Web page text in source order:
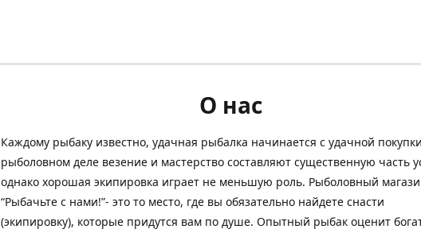
О нас
Каждому рыбаку известно, удачная рыбалка начинается с удачной
рыболовном деле везение и мастерство составляют существенную часть
однако хорошая экипировка играет не меньшую роль. Рыболовный
“Рыбачьте с нами!”- это то место, где вы обязательно найдете снасти
(экипировку), которые придутся вам по душе. Опытный рыбак оценит